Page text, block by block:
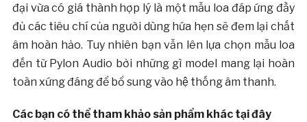
đại vừa có giá thành hợp lý là một mẫu loa đáp ứng đầy
đủ các tiêu chí của người dùng hứa hẹn sẽ đem lại chất
âm hoàn hảo. Tuy nhiên bạn vẫn lên lựa chọn mẫu loa
đến từ Pylon Audio bởi những gì model mang lại hoàn
toàn xứng đáng để bổ sung vào hệ thống âm thanh.
Các bạn có thể tham khảo sản phẩm khác tại đây